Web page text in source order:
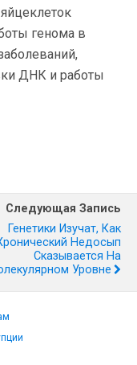
генома в
ДНК и работы
Следующая Запись
Генетики Изучат, Как
Недосып
Сказывается На
Уровне